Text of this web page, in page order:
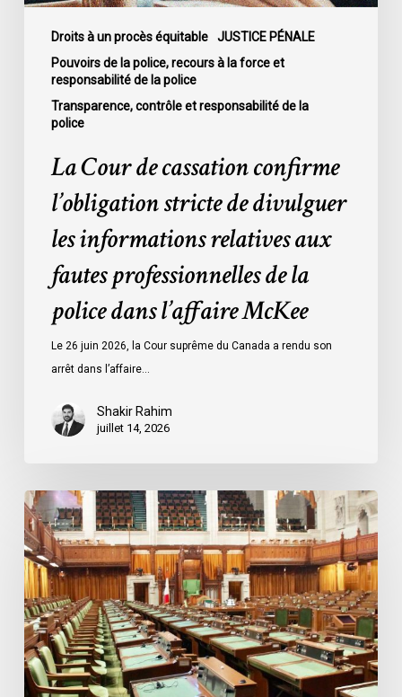
Droits à un procès équitable
JUSTICE PÉNALE
Pouvoirs de la police, recours à la force et
responsabilité de la police
Transparence, contrôle et responsabilité de la
police
informations
relatives
fautes
professionnelles
police
dans
McKee
La Cour de cassation confirme
l’obligation stricte de divulguer
les informations relatives aux
fautes professionnelles de la
police dans l’affaire McKee
Le 26 juin 2026, la Cour suprême du Canada a rendu son
arrêt dans l’affaire…
Shakir Rahim
juillet 14, 2026
L’ACLC
se
joint
à
une
déclaration
dénonçant
la
décision